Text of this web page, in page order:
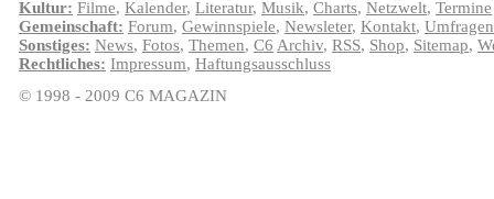
Kultur: Filme, Kalender, Literatur, Musik, Charts, Netzwelt, Termine
Gemeinschaft: Forum, Gewinnspiele, Newsleter, Kontakt, Umfragen
Sonstiges: News, Fotos, Themen, C6 Archiv, RSS, Shop, Sitemap,
Rechtliches: Impressum, Haftungsausschluss
© 1998 - 2009 C6 MAGAZIN